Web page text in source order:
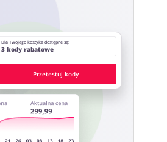
do przeglądarki
Dla Twojego koszyka dostępne są:
3 kody rabatowe
Przetestuj kody